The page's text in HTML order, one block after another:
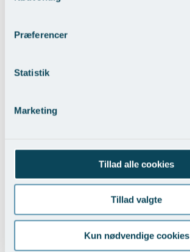
Præferencer
Statistik
Marketing
Tillad alle cookies
Tillad valgte
Kun nødvendige cookies
Opretning af skævheder